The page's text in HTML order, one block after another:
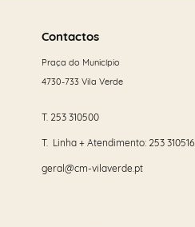
maisContactos
Praça do Município
4730-733 Vila Verde
T. 253 310500
T. Linha + Atendimento: 253 310516
geral@cm-vilaverde.pt